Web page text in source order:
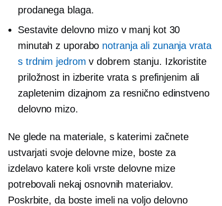
prodanega blaga.
Sestavite delovno mizo v manj kot 30
minutah z uporabo notranja ali zunanja vrata
s trdnim jedrom v dobrem stanju. Izkoristite
priložnost in izberite vrata s prefinjenim ali
zapletenim dizajnom za resnično edinstveno
delovno mizo.
Ne glede na materiale, s katerimi začnete
ustvarjati svoje delovne mize, boste za
izdelavo katere koli vrste delovne mize
potrebovali nekaj osnovnih materialov.
Poskrbite, da boste imeli na voljo delovno